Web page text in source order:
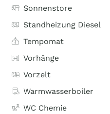
Sonnenstore
Standheizung Diesel
Tempomat
Vorhänge
Vorzelt
Warmwasserboiler
WC Chemie